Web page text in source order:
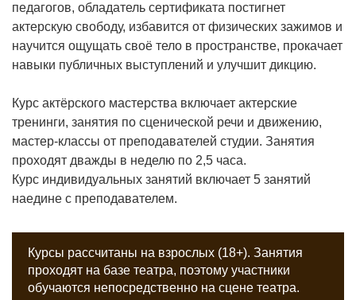
педагогов, обладатель сертификата постигнет
актерскую свободу, избавится от физических зажимов и
научится ощущать своё тело в пространстве, прокачает
навыки публичных выступлений и улучшит дикцию.
Курс актёрского мастерства включает актерские
тренинги, занятия по сценической речи и движению,
мастер-классы от преподавателей студии. Занятия
проходят дважды в неделю по 2,5 часа.
Курс индивидуальных занятий включает 5 занятий
наедине с преподавателем.
Курсы рассчитаны на взрослых (18+). Занятия
проходят на базе театра, поэтому участники
обучаются непосредственно на сцене театра.